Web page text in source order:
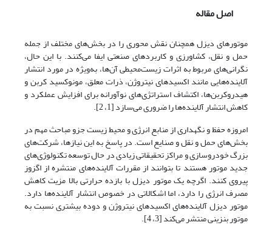
اصل مقاله
موتورهای دیزل همچنان نقش محوری را در بخش‌های مختلف از جمله
حمل و نقل، کشاورزی و کاربردهای صنعتی ایفا می‌کنند. با این حال،
نگرانی‌های مربوط به اثرات زیست‌محیطی آن‌ها، به‌ویژه در مورد انتشار
آلاینده‌هایی مانند اکسیدهای نیتروژن، ذرات معلق، مونوکسید کربن و
هیدروکربن‌ها، اکتشاف استراتژی‌های نوآورانه برای افزایش عملکرد و
کاهش انتشار آلاینده‌ها را ضروری می‌سازد [1، 2].
امروزه حفظ و نگهداری از منابع انرژی و محیط زیست جزو مباحث مهم در
بخش‌های حمل و نقل و صنایع است. در پاسخ به این نیازها، شرکت‌های
بزرگ خودروسازی و مراکز تحقیقاتی زیادی در حال توسعه تکنولوژی‌های
جدید موتور هستند تا بتوانند از مقررات آلاینده‌های منتشره از اگزوز
پیروی کنند. اگرچه یک موتور دیزل با بازده حرارتی بالا مزیت کاهش
مصرف انرژی را دارد، اما اشکالاتی در خصوص انتشار آلاینده‌ها دارد.
موتور دیزل آلاینده‌های اکسیدهای نیتروژن و دوده بیشتری نسبت به
موتور بنزینی منتشر می‌کند [3، 4].